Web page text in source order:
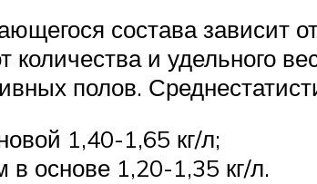
состава зависит
количества и удельного
полов.
1,40-1,65 кг/л;
в основе 1,20-1,35 кг/л.